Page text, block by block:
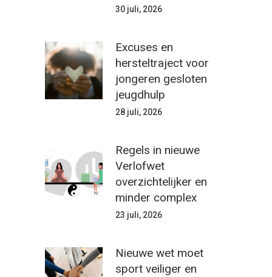
30 juli, 2026
Excuses en
hersteltraject voor
jongeren gesloten
jeugdhulp
28 juli, 2026
Regels in nieuwe
Verlofwet
overzichtelijker en
minder complex
23 juli, 2026
Nieuwe wet moet
sport veiliger en